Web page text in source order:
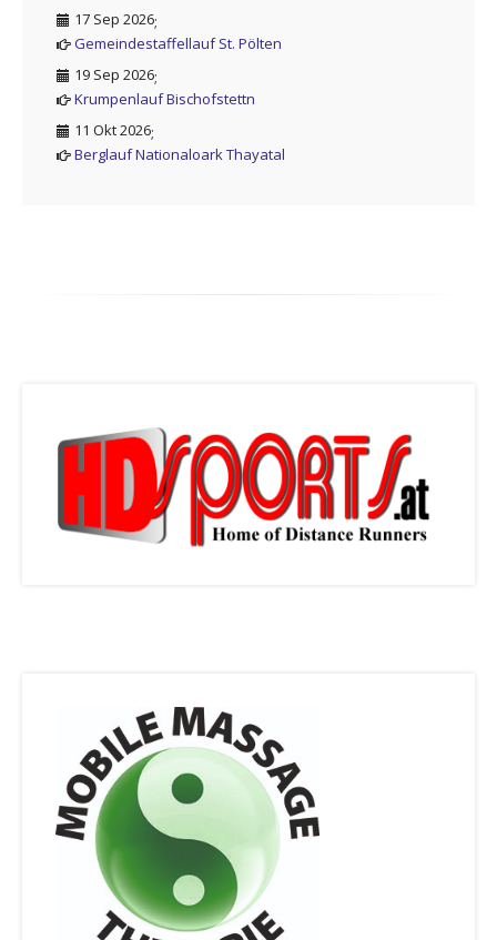
17 Sep 2026;
Gemeindestaffellauf St. Pölten
19 Sep 2026;
Krumpenlauf Bischofstettn
11 Okt 2026;
Berglauf Nationaloark Thayatal